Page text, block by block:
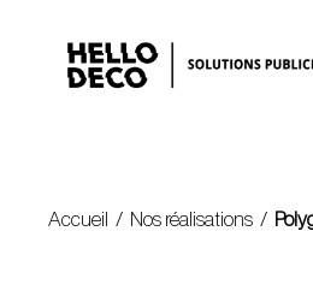
Accueil / Nos réalisations /